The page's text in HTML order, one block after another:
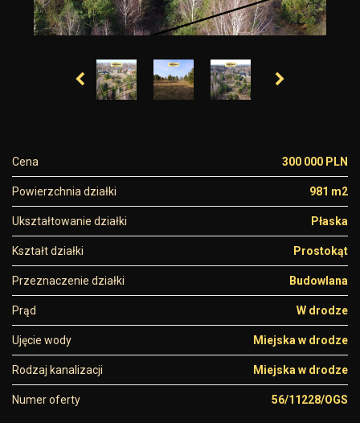
Cena 300 000 PLN
Powierzchnia działki 981 m2
Ukształtowanie działki Płaska
Kształt działki Prostokąt
Przeznaczenie działki Budowlana
Prąd W drodze
Ujęcie wody Miejska w drodze
Rodzaj kanalizacji Miejska w drodze
Numer oferty 56/11228/OGS